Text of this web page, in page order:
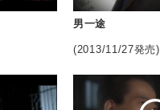
男一途
(2013/11/27発売)